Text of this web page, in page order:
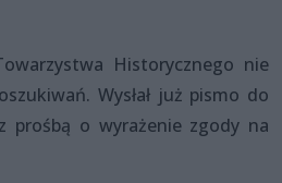
Historycznego nie
Wysłał już pismo do
prośbą o wyrażenie zgody na